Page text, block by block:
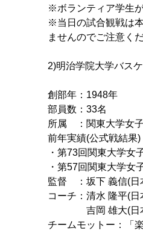
※ボランティア学生
※当日の試合観戦は
ませんのでご注意くだ
2)明治学院大学バス
創部年：1948年
部員数：33名
所属 ：関東大学女
前年実績(公式戦結果)
・第73回関東大学女
・第57回関東大学女
監督 ：坂下 義信(日
コーチ：清水 隆平(
吉岡 雄大(日本バ
チームモットー：「